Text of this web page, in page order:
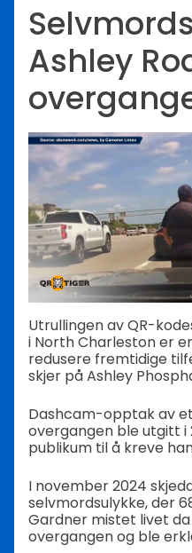
Ashley
Utrullingen av QR-
i North Charleston er
redusere fremtidige
skjer på Ashley
Dashcam-opptak av
overgangen ble utgitt i
publikum til å kreve
I november 2024
selvmordsulykke, der
Gardner mistet livet
overgangen og ble